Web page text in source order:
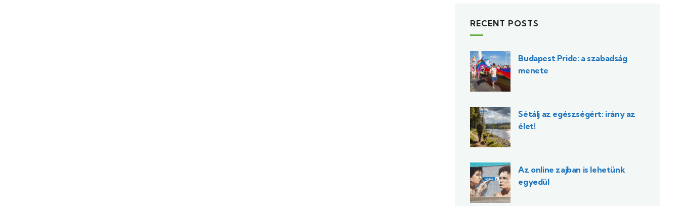
RECENT POSTS
Budapest Pride: a szabadság
menete
Sétálj az egészségért: irány az
élet!
Az online zajban is lehetünk
egyedül